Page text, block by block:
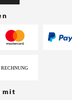
mit